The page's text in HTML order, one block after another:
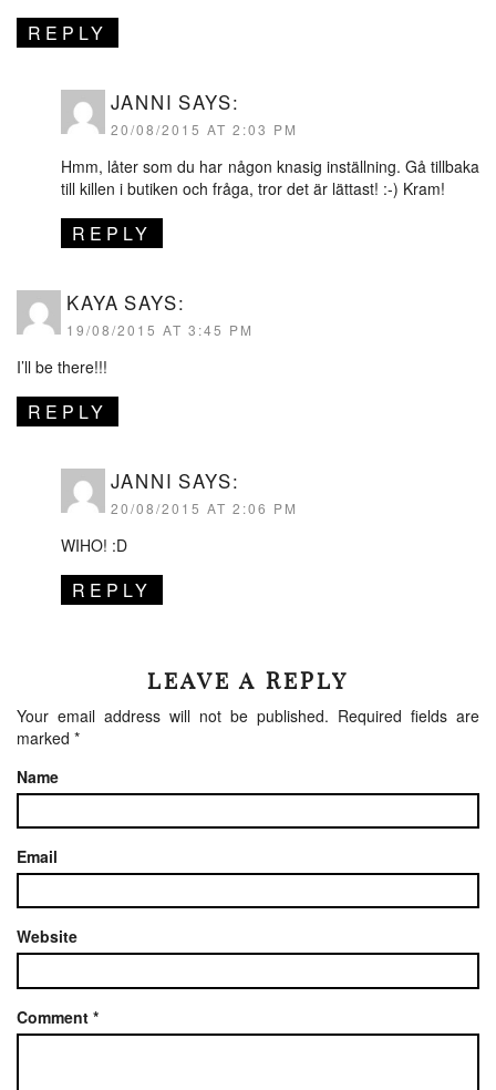
REPLY
JANNI SAYS:
20/08/2015 AT 2:03 PM
Hmm, låter som du har någon knasig inställning. Gå tillbaka
till killen i butiken och fråga, tror det är lättast! :-) Kram!
REPLY
KAYA SAYS:
19/08/2015 AT 3:45 PM
I’ll be there!!!
REPLY
JANNI SAYS:
20/08/2015 AT 2:06 PM
WIHO! :D
REPLY
LEAVE A REPLY
Your email address will not be published. Required fields are
marked *
Name
Email
Website
Comment *